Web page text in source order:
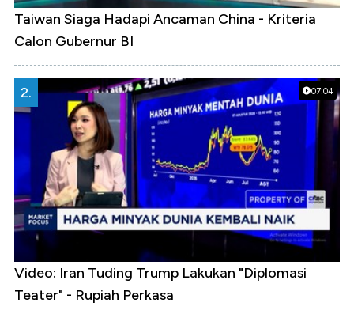
Taiwan Siaga Hadapi Ancaman China - Kriteria
Calon Gubernur BI
07:04
2.
Video: Iran Tuding Trump Lakukan "Diplomasi
Teater" - Rupiah Perkasa